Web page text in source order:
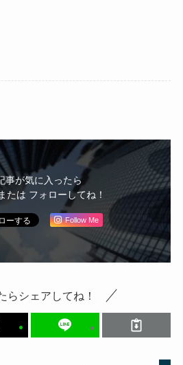
事が気に入ったら
たは フォローしてね！
Follow Me
らシェアしてね！